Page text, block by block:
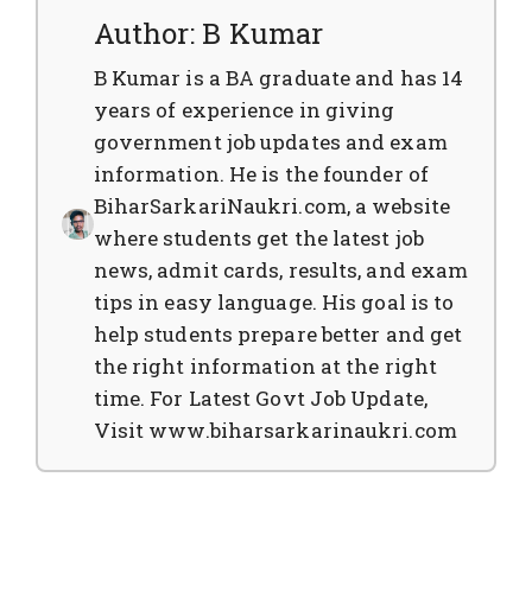
Author: B Kumar
B Kumar is a BA graduate and has 14
years of experience in giving
government job updates and exam
information. He is the founder of
BiharSarkariNaukri.com, a website
where students get the latest job
news, admit cards, results, and exam
tips in easy language. His goal is to
help students prepare better and get
the right information at the right
time. For Latest Govt Job Update,
Visit www.biharsarkarinaukri.com